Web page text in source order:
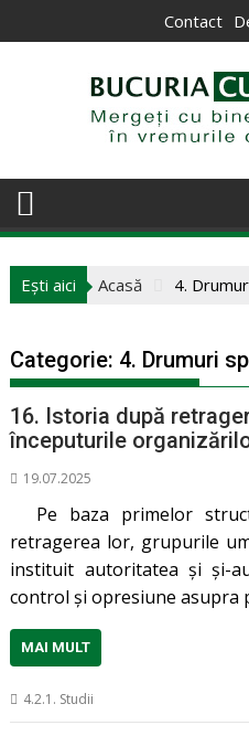
to
Contact
Ești aici Acasă 4.
Categorie: 4. Drumuri
16. Istoria după
începuturile
19.07.2025
Pe baza primelor
retragerea lor, grupurile
instituit autoritatea și și-
control și opresiune asupra
MAI MULT
4.2.1. Studii